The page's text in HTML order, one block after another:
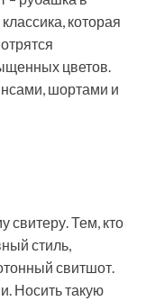
которая
цветов.
шортами и
свитеру. Тем, кто
стиль,
свитшот.
Носить такую